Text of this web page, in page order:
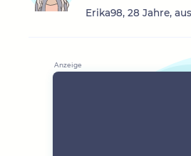
Erika98, 28 Jahre,